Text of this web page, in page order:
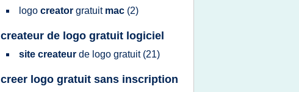
logo creator gratuit mac (2)
createur de logo gratuit logiciel
site createur de logo gratuit (21)
creer logo gratuit sans inscription